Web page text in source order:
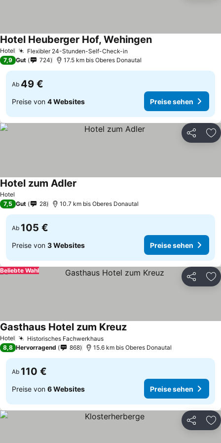
Hotel Flexibler 24-Stunden-Self-Check-in
Hotel Heuberger Hof, Wehingen
7,9 Gut 724 17.5 km bis Oberes Donautal
Ab 49 €
Preise von 4 Websites Preise sehen
Teilen
Hotel
Hotel zum Adler
7,5 Gut 28 10.7 km bis Oberes Donautal
Ab 105 €
Preise von 3 Websites Preise sehen
Teilen
Beliebte Wahl
Hotel Historisches Fachwerkhaus
Gasthaus Hotel zum Kreuz
8,8 Hervorragend 868 15.6 km bis Oberes Donautal
Ab 110 €
Preise von 6 Websites Preise sehen
Teilen